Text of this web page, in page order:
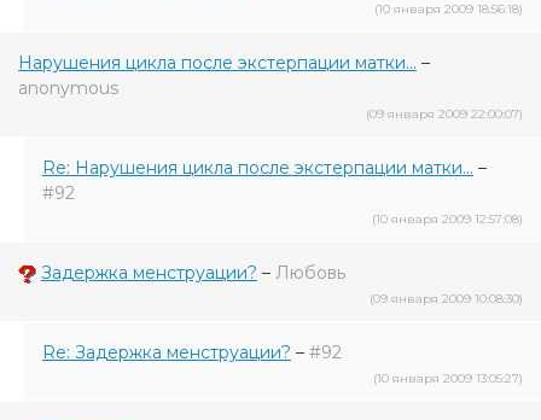
(10 января 2009 18:56:18)
Нарушения цикла после экстерпации матки... –
anonymous
(09 января 2009 22:00:07)
Re: Нарушения цикла после экстерпации матки... –
#92
(10 января 2009 12:57:08)
Задержка менструации? – Любовь
(09 января 2009 10:08:30)
Re: Задержка менструации? – #92
(10 января 2009 13:05:27)